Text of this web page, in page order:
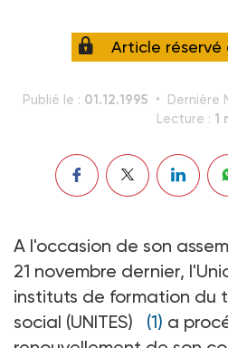
Article réservé
Publié le : 01.12.1995 Dernière
Lecture : 1
A l'occasion de son
21 novembre dernier,
instituts de formation du
social (UNITES) (1) a